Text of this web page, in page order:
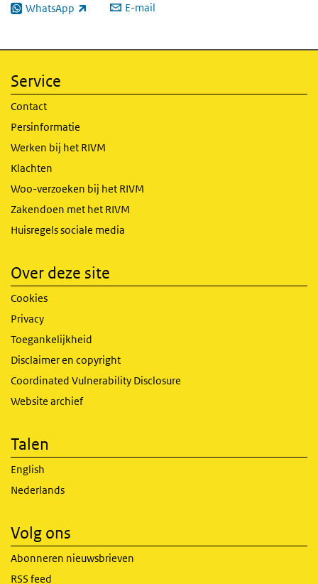
WhatsApp
(externe link) E-mail
Service
Contact
Persinformatie
Werken bij het RIVM
Klachten
Woo-verzoeken bij het RIVM
Zakendoen met het RIVM
Huisregels sociale media
Over deze site
Cookies
Privacy
Toegankelijkheid
Disclaimer en copyright
Coordinated Vulnerability Disclosure
Website archief
Talen
English
Nederlands
Volg ons
Abonneren nieuwsbrieven
RSS feed